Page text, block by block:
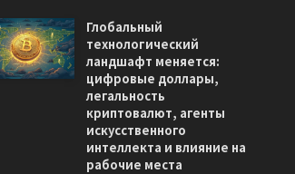
Глобальный
технологический
ландшафт меняется:
цифровые доллары,
легальность
криптовалют, агенты
искусственного
интеллекта и влияние на
рабочие места